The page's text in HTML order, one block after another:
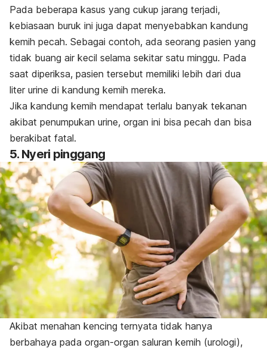
Pada beberapa kasus yang cukup jarang terjadi,
kebiasaan buruk ini juga dapat menyebabkan kandung
kemih pecah. Sebagai contoh, ada seorang pasien yang
tidak buang air kecil selama sekitar satu minggu. Pada
saat diperiksa, pasien tersebut memiliki lebih dari dua
liter urine di kandung kemih mereka.
Jika kandung kemih mendapat terlalu banyak tekanan
akibat penumpukan urine, organ ini bisa pecah dan bisa
berakibat fatal.
5. Nyeri pinggang
Akibat menahan kencing ternyata tidak hanya
berbahaya pada organ-organ saluran kemih (urologi),